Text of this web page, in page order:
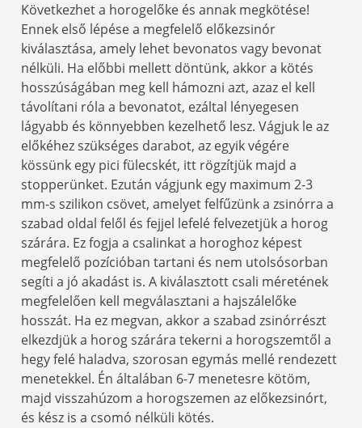
Következhet a horogelőke és annak megkötése!
Ennek első lépése a megfelelő előkezsinór
kiválasztása, amely lehet bevonatos vagy bevonat
nélküli. Ha előbbi mellett döntünk, akkor a kötés
hosszúságában meg kell hámozni azt, azaz el kell
távolítani róla a bevonatot, ezáltal lényegesen
lágyabb és könnyebben kezelhető lesz. Vágjuk le az
előkéhez szükséges darabot, az egyik végére
kössünk egy pici fülecskét, itt rögzítjük majd a
stopperünket. Ezután vágjunk egy maximum 2-3
mm-s szilikon csövet, amelyet felfűzünk a zsinórra a
szabad oldal felől és fejjel lefelé felvezetjük a horog
szárára. Ez fogja a csalinkat a horoghoz képest
megfelelő pozícióban tartani és nem utolsósorban
segíti a jó akadást is. A kiválasztott csali méretének
megfelelően kell megválasztani a hajszálelőke
hosszát. Ha ez megvan, akkor a szabad zsinórrészt
elkezdjük a horog szárára tekerni a horogszemtől a
hegy felé haladva, szorosan egymás mellé rendezett
menetekkel. Én általában 6-7 menetesre kötöm,
majd visszahúzom a horogszemen az előkezsinórt,
és kész is a csomó nélküli kötés.